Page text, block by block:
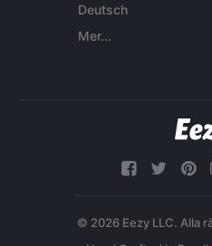
Deutsch
Mer...
© 2026 Eezy LLC. Alla